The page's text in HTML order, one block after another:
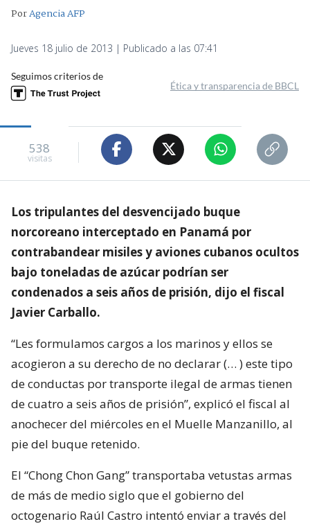
PorAgencia AFP
Jueves 18 julio de 2013 | Publicado a las 07:41
Seguimos criterios de
Ética y transparencia de BBCL
538
visitas
Los tripulantes del desvencijado buque
norcoreano interceptado en Panamá por
contrabandear misiles y aviones cubanos ocultos
bajo toneladas de azúcar podrían ser
condenados a seis años de prisión, dijo el fiscal
Javier Carballo.
“Les formulamos cargos a los marinos y ellos se
acogieron a su derecho de no declarar (… ) este tipo
de conductas por transporte ilegal de armas tienen
de cuatro a seis años de prisión”, explicó el fiscal al
anochecer del miércoles en el Muelle Manzanillo, al
pie del buque retenido.
El “Chong Chon Gang” transportaba vetustas armas
de más de medio siglo que el gobierno del
octogenario Raúl Castro intentó enviar a través del